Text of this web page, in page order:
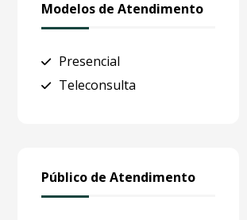
Modelos de Atendimento
Presencial
Teleconsulta
Público de Atendimento